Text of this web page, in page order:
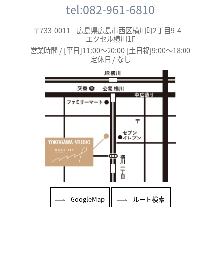
tel:082-961-6810
〒733-0011 広島県広島市西区横川町2丁目9-4
エクセル横川1F
営業時間 / [平日]11:00～20:00 [土日祝]9:00～18:00
定休日 / なし
GoogleMap ルート検索